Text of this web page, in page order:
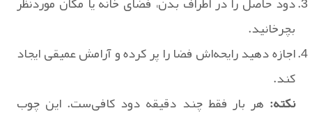
بچرخانید.
اجازه دهید رایحه‌اش فضا را پر کرده و آرامش عمیقی ایجاد
کند.
نکته: هر بار فقط چند دقیقه دود کافی‌ست. این چوب